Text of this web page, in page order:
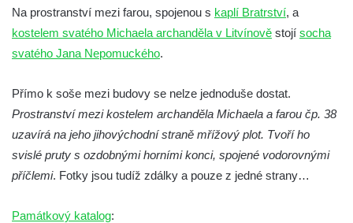
Socha Smilodon v ZOO Hluboká
Socha Veledaněk v ZOO Hluboká
Socha Plejtvák obrovský v ZOO Hluboká
Socha Medvěd jeskynní v ZOO Hluboká
Socha Mamutí lebka v ZOO Hluboká
Socha Mamut srstnatý v ZOO Hluboká
Socha Vydry si hrají v ZOO Hluboká
Na prostranství mezi farou, spojenou s kaplí Bratrství, a
kostelem svatého Michaela archanděla v Litvínově stojí socha
svatého Jana Nepomuckého.
Přímo k soše mezi budovy se nelze jednoduše dostat.
Prostranství mezi kostelem archanděla Michaela a farou čp. 38
uzavírá na jeho jihovýchodní straně mřížový plot. Tvoří ho
svislé pruty s ozdobnými horními konci, spojené vodorovnými
příčlemi. Fotky jsou tudíž zdálky a pouze z jedné strany…
Památkový katalog: